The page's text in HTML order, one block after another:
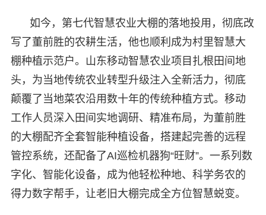
如今，第七代智慧农业大棚的落地投用，彻底改
写了董前胜的农耕生活，他也顺利成为村里智慧大
棚种植示范户。山东移动智慧农业项目扎根田间地
头，为当地传统农业转型升级注入全新活力，彻底
颠覆了当地菜农沿用数十年的传统种植方式。移动
工作人员深入田间实地调研、精准布局，为董前胜
的大棚配齐全套智能种植设备，搭建起完善的远程
管控系统，还配备了AI巡检机器狗“旺财”。一系列数
字化、智能化设备，成为他轻松种地、科学务农的
得力数字帮手，让老旧大棚完成全方位智慧蜕变。